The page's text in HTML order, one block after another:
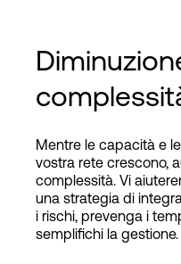
Mentre le capacità e
vostra rete crescono,
complessità. Vi
una strategia di
i rischi, prevenga i
semplifichi la gestione.